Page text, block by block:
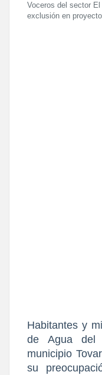
Voceros del sector
exclusión en
​Habitantes y
de Agua del
municipio
su